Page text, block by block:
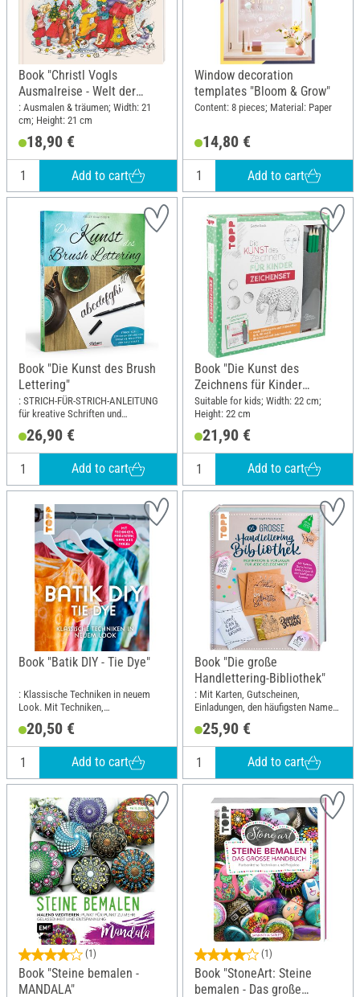
Book "Christl Vogls
Ausmalreise - Welt der
Weihnachtswichtel"
: Ausmalen & träumen; Width: 21
cm; Height: 21 cm
18,90 €
Add to cart
Window decoration
templates "Bloom & Grow"
Content: 8 pieces; Material: Paper
14,80 €
Add to cart
Book "Die Kunst des Brush
Lettering"
: STRICH-FÜR-STRICH-ANLEITUNG
für kreative Schriften und
25.4 cm
26,90 €
Add to cart
Book "Die Kunst des
Zeichnens für Kinder
Zeichenset"
Suitable for kids; Width: 22 cm;
Height: 22 cm
21,90 €
Add to cart
Book "Batik DIY - Tie Dye"
: Klassische Techniken in neuem
Look. Mit Techniken,
Tricks; Width: 19.5 cm; Height: 25
cm
20,50 €
Add to cart
Book "Die große
Handlettering-Bibliothek"
: Mit Karten, Gutscheinen,
Einladungen, den häufigsten Namen
19.5 cm; Height: 25 cm
25,90 €
Add to cart
(1)
Book "Steine bemalen -
MANDALA"
(1)
Book "StoneArt: Steine
bemalen - Das große